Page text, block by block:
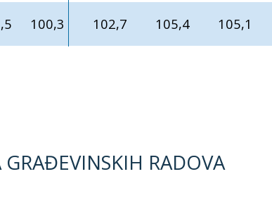
100,3 102,7 105,4 105,1
GRAĐEVINSKIH RADOVA